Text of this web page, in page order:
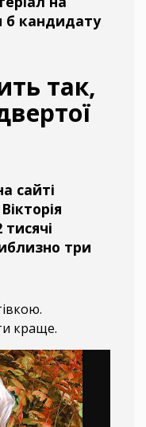
б кандидату
так,
сайті
три
краще.